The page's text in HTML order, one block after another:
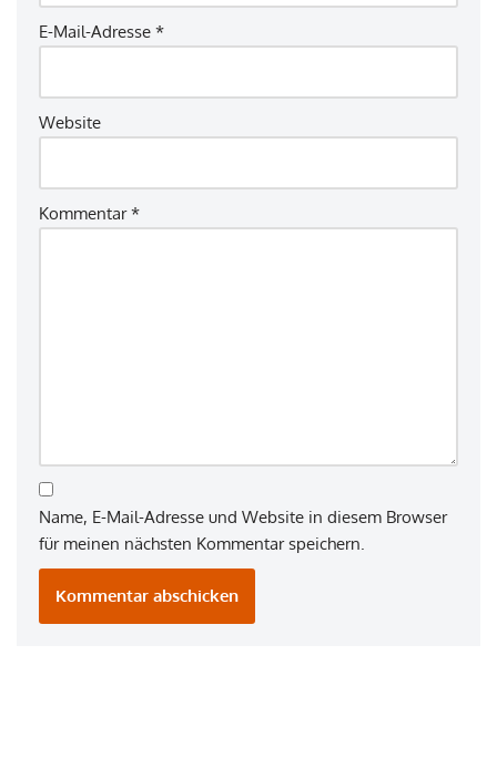
E-Mail-Adresse *
Website
Kommentar*
Name, E-Mail-Adresse und Website in diesem Browser
für meinen nächsten Kommentar speichern.